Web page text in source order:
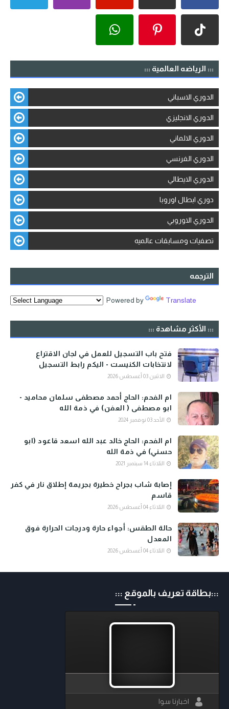
::: الرياضه العالمية :::
الدوري الاسباني
الدوري الانجليزي
الدوري الالماني
الدوري الفرنسي
الدوري الايطالي
دوري ابطال اوروبا
الدوري الاوروبي
تصفيات ومسابقات عالميه
الترجمه
Powered by Translate
::: الأكثر مشاهدة :::
فتح باب التسجيل للعمل في لجان الاقتراع
لانتخابات الكنيست - اليكم رابط التسجيل
الاثنين 03 أغسطس 2026
ام الفحم: الحاج أحمد مصطفى سلمان محاميد -
ابو مصطفى ( العفن) في ذمة الله
الأحد 03 نوفمبر 2024
ام الفحم: الحاج خالد عبد الله اسعد قاعود (ابو
حسني) في ذمة الله
الثلاثاء 14 سبتمبر 2021
إصابة شاب بجراح خطيرة بجريمة إطلاق نار في كفر
قاسم
الثلاثاء 04 أغسطس 2026
حالة الطقس: أجواء حارة ودرجات الحرارة فوق
المعدل
الثلاثاء 04 أغسطس 2026
:::بطاقة تعريف بالموقع :::
اخبارنا سوا